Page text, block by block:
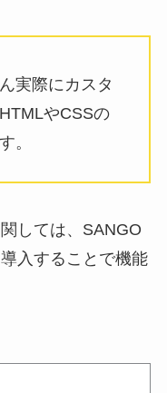
実際にカスタ
やCSSの
。
しては、SANGO
入することで機能